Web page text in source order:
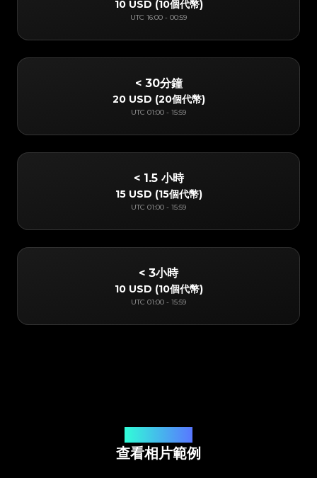
10 USD (10個代幣)
UTC 16:00 - 00:59
< 30分鐘
20 USD (20個代幣)
UTC 01:00 - 15:59
< 1.5 小時
15 USD (15個代幣)
UTC 01:00 - 15:59
< 3小時
10 USD (10個代幣)
UTC 01:00 - 15:59
查看相片範例